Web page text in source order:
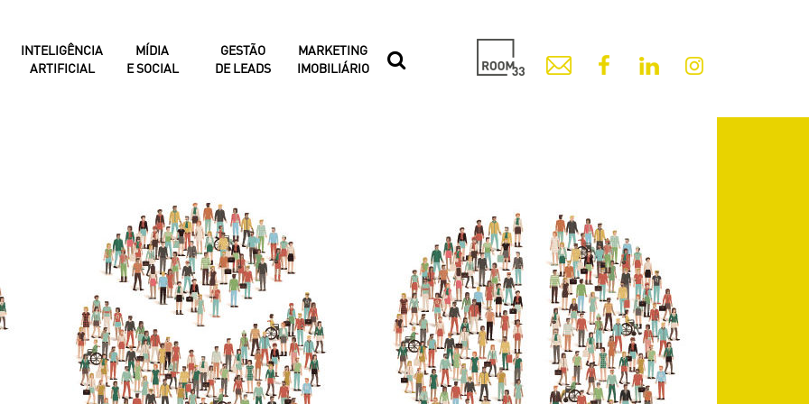
INTELIGÊNCIA
ARTIFICIAL
MÍDIA
E SOCIAL
GESTÃO
DE LEADS
MARKETING
IMOBILIÁRIO